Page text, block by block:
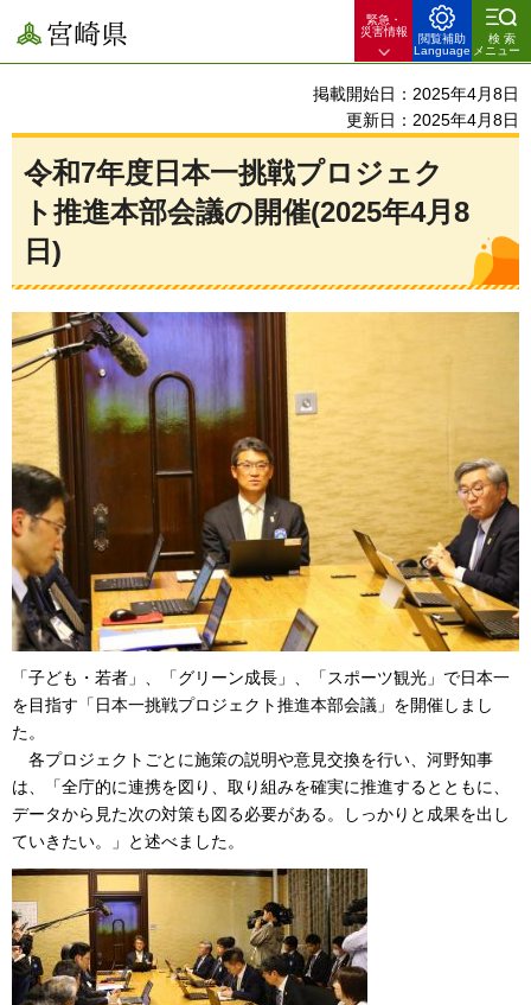
宮崎県
緊急・
災害情報
閲覧補助
Language
検索
メニュー
掲載開始日：2025年4月8日
更新日：2025年4月8日
令和7年度日本一挑戦プロジェク
ト推進本部会議の開催(2025年4月8
日)
「子ども・若者」、「グリーン成長」、「スポーツ観光」で日本一
を目指す「日本一挑戦プロジェクト推進本部会議」を開催しまし
た。
各プロジェクトごとに施策の説明や意見交換を行い、河野知事
は、「全庁的に連携を図り、取り組みを確実に推進するとともに、
データから見た次の対策も図る必要がある。しっかりと成果を出し
ていきたい。」と述べました。